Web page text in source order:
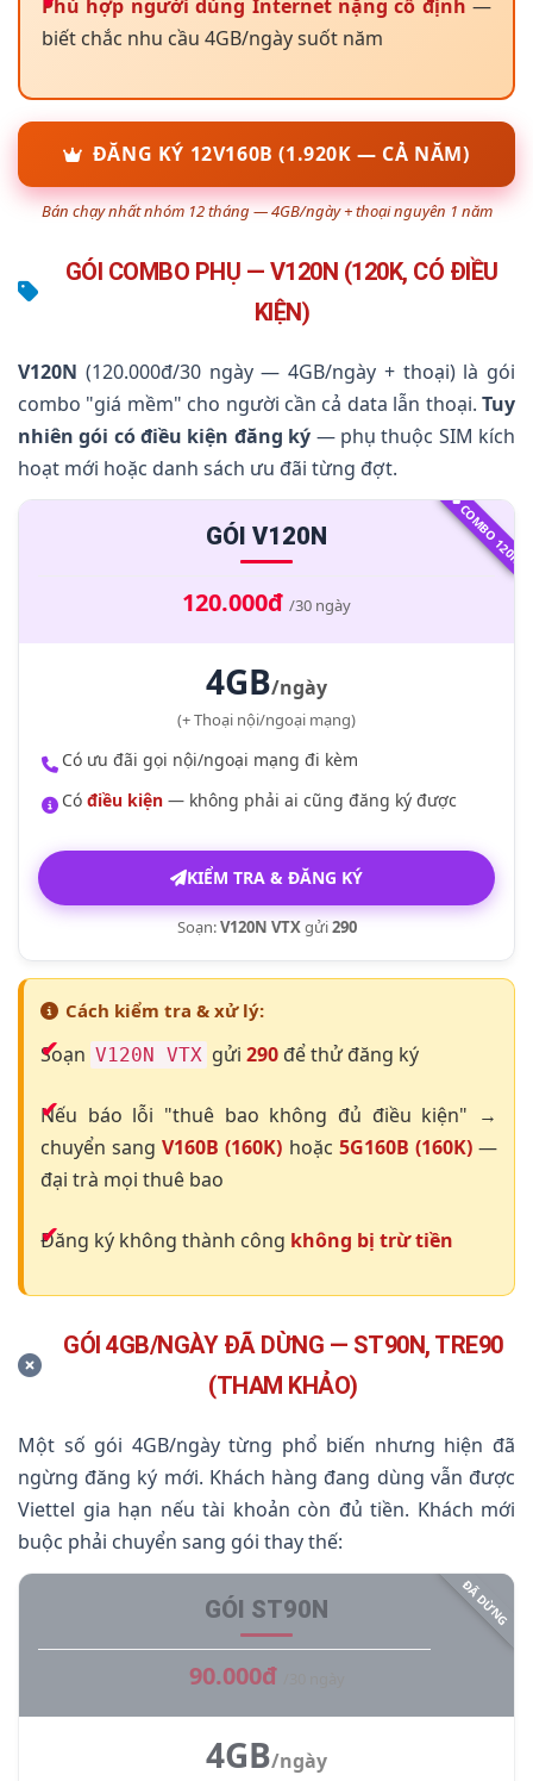
Phù hợp người dùng Internet nặng cố định —
biết chắc nhu cầu 4GB/ngày suốt năm
ĐĂNG KÝ 12V160B (1.920K — CẢ NĂM)
Bán chạy nhất nhóm 12 tháng — 4GB/ngày + thoại nguyên 1 năm
GÓI COMBO PHỤ — V120N (120K, CÓ ĐIỀU
KIỆN)
V120N (120.000đ/30 ngày — 4GB/ngày + thoại) là gói
combo "giá mềm" cho người cần cả data lẫn thoại. Tuy
nhiên gói có điều kiện đăng ký — phụ thuộc SIM kích
hoạt mới hoặc danh sách ưu đãi từng đợt.
COMBO 120K
GÓI V120N
120.000đ /30 ngày
4GB/ngày
(+ Thoại nội/ngoại mạng)
Có ưu đãi gọi nội/ngoại mạng đi kèm
Có điều kiện — không phải ai cũng đăng ký được
KIỂM TRA & ĐĂNG KÝ
Soạn:V120N VTXgửi290
Cách kiểm tra & xử lý:
Soạn V120N VTX gửi 290 để thử đăng ký
Nếu báo lỗi "thuê bao không đủ điều kiện" →
chuyển sangV160B (160K) hoặc 5G160B (160K)—
đại trà mọi thuê bao
Đăng ký không thành công không bị trừ tiền
GÓI 4GB/NGÀY ĐÃ DỪNG — ST90N, TRE90
(THAM KHẢO)
Một số gói 4GB/ngày từng phổ biến nhưng hiện đã
ngừng đăng ký mới. Khách hàng đang dùng vẫn được
Viettel gia hạn nếu tài khoản còn đủ tiền. Khách mới
buộc phải chuyển sang gói thay thế:
ĐÃ DỪNG
GÓI ST90N
90.000đ
4GB/ngày